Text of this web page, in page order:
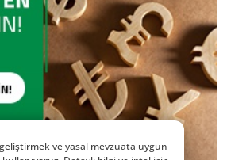
ve yasal mevzuata uygun